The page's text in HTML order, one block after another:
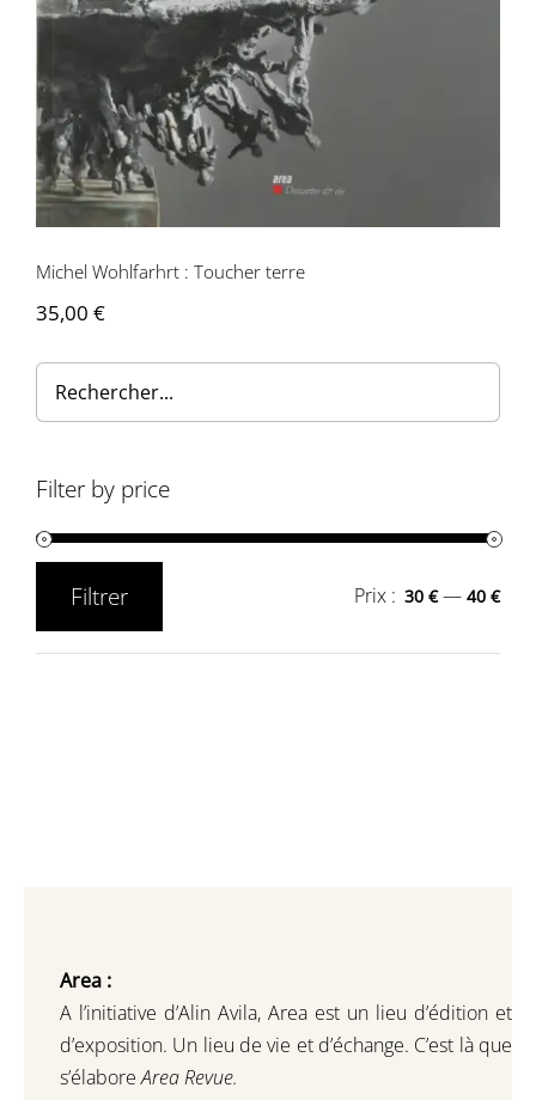
Michel Wohlfarhrt : Toucher terre
35,00 €
Filter by price
Filtrer Prix : 30 €—40 €
Area :
A l’initiative d’Alin Avila, Area est un lieu d’édition et
d’exposition. Un lieu de vie et d’échange. C’est là que
s’élaboreArea Revue.